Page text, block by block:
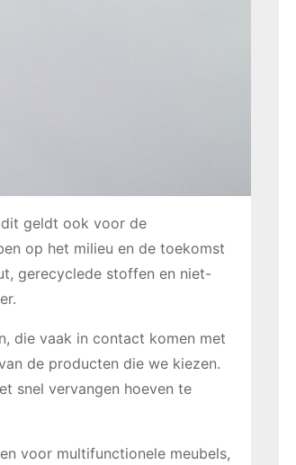
dit geldt ook voor de
op het milieu en de toekomst
gerecyclede stoffen en niet-
die vaak in contact komen met
de producten die we kiezen.
snel vervangen hoeven te
voor multifunctionele meubels,